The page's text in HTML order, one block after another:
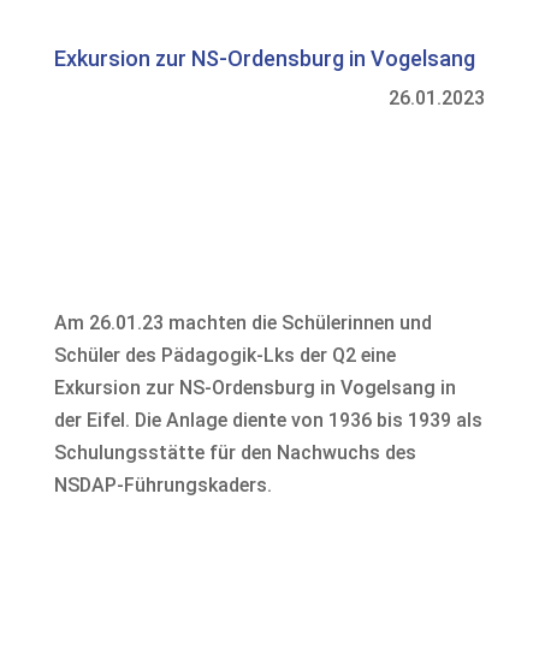
Exkursion zur NS-Ordensburg in Vogelsang
26.01.2023
Am 26.01.23 machten die Schülerinnen und
Schüler des Pädagogik-Lks der Q2 eine
Exkursion zur NS-Ordensburg in Vogelsang in
der Eifel. Die Anlage diente von 1936 bis 1939 als
Schulungsstätte für den Nachwuchs des
NSDAP-Führungskaders.